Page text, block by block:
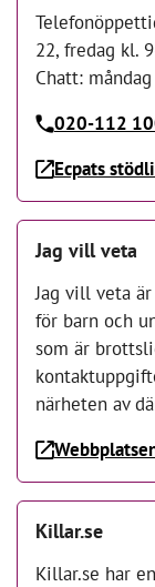
22, fredag kl.
Chatt:
020-112
Ecpats
Jag vill veta
Jag vill veta
för barn och
som är
närheten av
Killar.se
Killar.se har